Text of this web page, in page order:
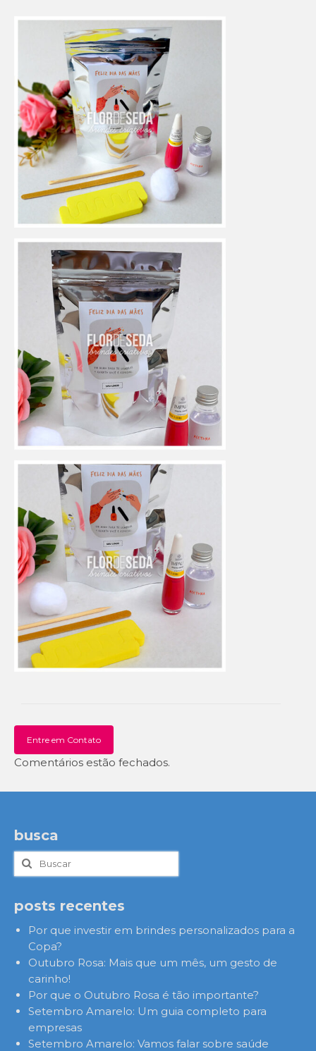
Entre em Contato
Comentários estão fechados.
busca
Buscar
por:
posts recentes
Por que investir em brindes personalizados para a
Copa?
Outubro Rosa: Mais que um mês, um gesto de
carinho!
Por que o Outubro Rosa é tão importante?
Setembro Amarelo: Um guia completo para
empresas
Setembro Amarelo: Vamos falar sobre saúde